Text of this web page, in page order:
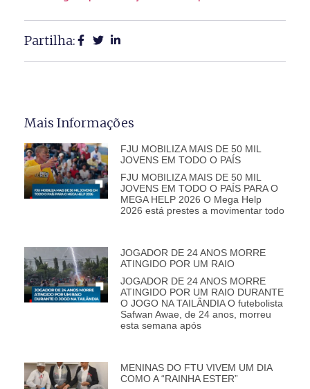
Partilha:
Mais Informações
FJU MOBILIZA MAIS DE 50 MIL
JOVENS EM TODO O PAÍS
FJU MOBILIZA MAIS DE 50 MIL
JOVENS EM TODO O PAÍS PARA O
MEGA HELP 2026 O Mega Help
2026 está prestes a movimentar todo
JOGADOR DE 24 ANOS MORRE
ATINGIDO POR UM RAIO
JOGADOR DE 24 ANOS MORRE
ATINGIDO POR UM RAIO DURANTE
O JOGO NA TAILÂNDIA O futebolista
Safwan Awae, de 24 anos, morreu
esta semana após
MENINAS DO FTU VIVEM UM DIA
COMO A “RAINHA ESTER”